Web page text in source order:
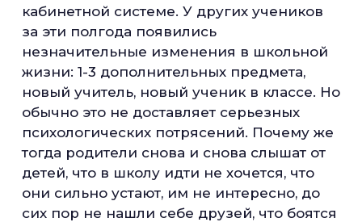
кабинетной системе. У других учеников
за эти полгода появились
незначительные изменения в школьной
жизни: 1-3 дополнительных предмета,
новый учитель, новый ученик в классе. Но
обычно это не доставляет серьезных
психологических потрясений. Почему же
тогда родители снова и снова слышат от
детей, что в школу идти не хочется, что
они сильно устают, им не интересно, до
сих пор не нашли себе друзей, что боятся